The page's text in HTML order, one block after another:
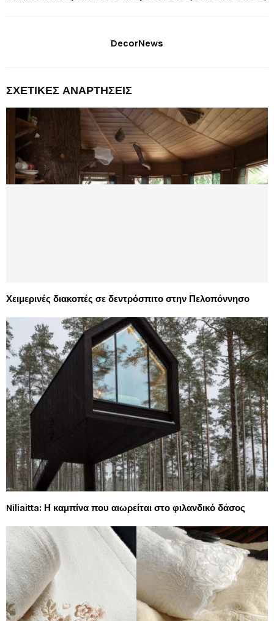
DecorNews
ΣΧΕΤΙΚΈΣ ΑΝΑΡΤΉΣΕΙΣ
Χειμερινές διακοπές σε δεντρόσπιτο στην Πελοπόννησο
Niliaitta: Η καμπίνα που αιωρείται στο φιλανδικό δάσος